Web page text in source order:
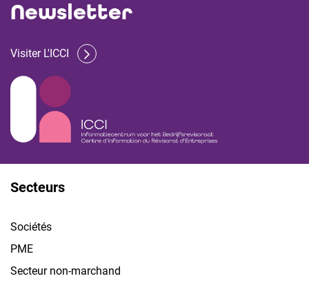
Newsletter
Visiter L'ICCI
Secteurs
Sociétés
PME
Secteur non-marchand